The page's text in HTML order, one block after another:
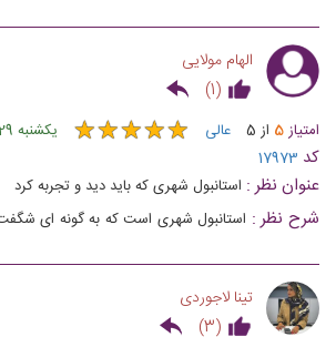
الهام مولایی
(
1
)
امتیاز5 از 5 عالی ★★★★★
★★★★★ یکشنبه 29 تیر 1399
کد 17973
عنوان نظر : استانبول شهری که باید دید و تجربه کرد
شرح نظر : استانبول شهری است که به گونه ای
تینا لاجوردی
(
3
)